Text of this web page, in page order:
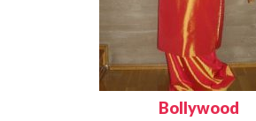
Bollywood